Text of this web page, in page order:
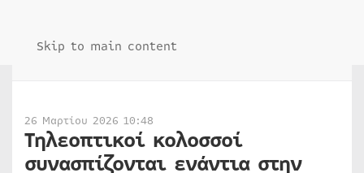
Skip to main content
26 Μαρτίου 2026 10:48
Τηλεοπτικοί κολοσσοί
συνασπίζονται ενάντια στην